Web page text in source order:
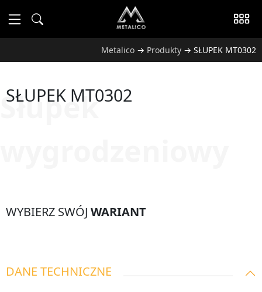
Metalico → Produkty → SŁUPEK MT0302
Słupek
SŁUPEK MT0302
WYBIERZ SWÓJ WARIANT
DANE TECHNICZNE